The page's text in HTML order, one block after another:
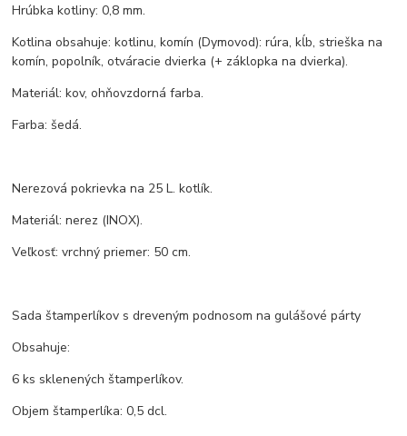
Hrúbka kotliny: 0,8 mm.
Kotlina obsahuje: kotlinu, komín (Dymovod): rúra, kĺb, strieška na
komín, popolník, otváracie dvierka (+ záklopka na dvierka).
Materiál: kov, ohňovzdorná farba.
Farba: šedá.
Nerezová pokrievka na 25 L. kotlík.
Materiál: nerez (INOX).
Veľkosť: vrchný priemer: 50 cm.
Sada štamperlíkov s dreveným podnosom na gulášové párty
Obsahuje:
6 ks sklenených štamperlíkov.
Objem štamperlíka: 0,5 dcl.